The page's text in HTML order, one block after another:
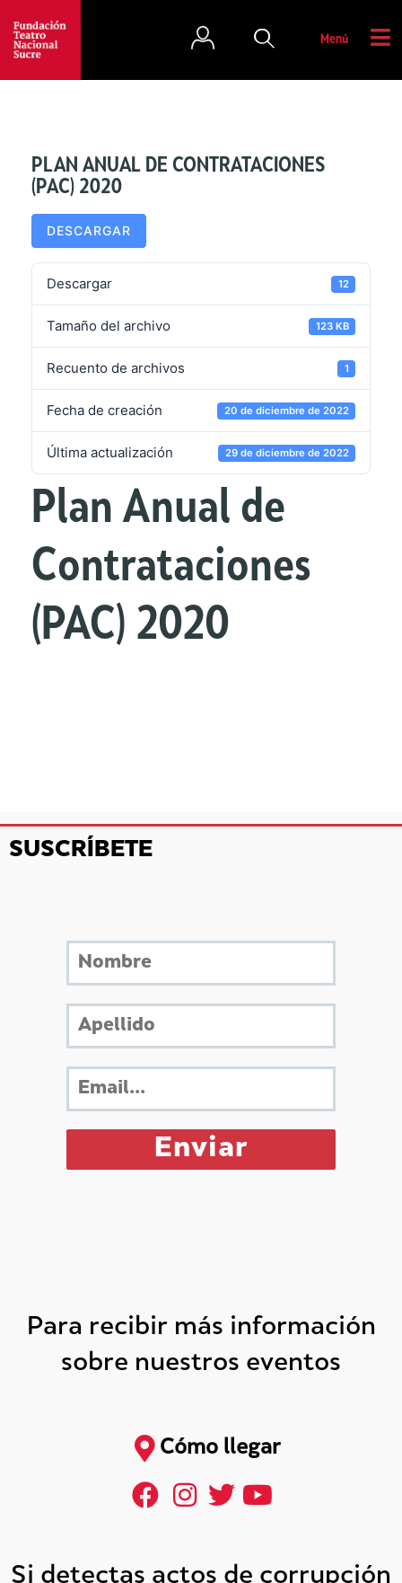
Menú
PLAN ANUAL DE CONTRATACIONES
(PAC) 2020
DESCARGAR
Descargar 12
Tamaño del archivo 123 KB
Recuento de archivos 1
Fecha de creación 20 de diciembre de 2022
Última actualización 29 de diciembre de 2022
Plan Anual de
Contrataciones
(PAC) 2020
SUSCRÍBETE
Para recibir más información
sobre nuestros eventos
Cómo llegar
Si detectas actos de corrupción